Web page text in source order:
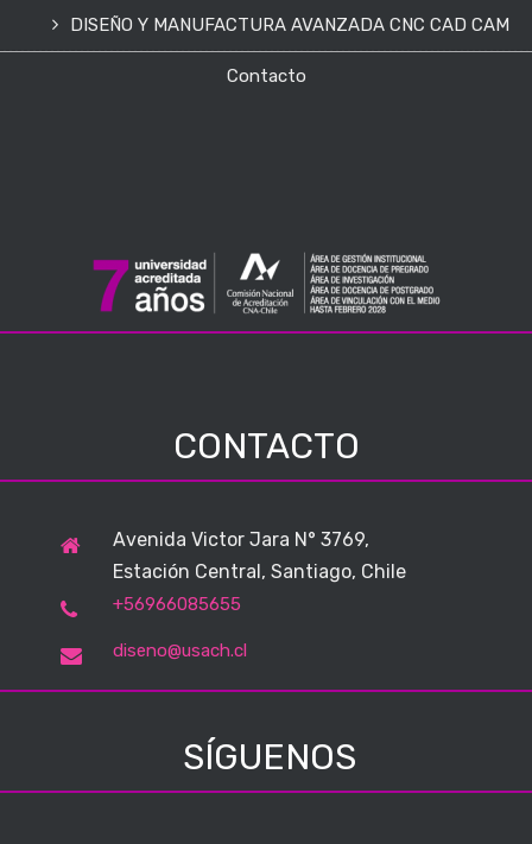
DISEÑO Y MANUFACTURA AVANZADA CNC CAD CAM
Contacto
CONTACTO
Avenida Victor Jara N° 3769,
Estación Central, Santiago, Chile
+56966085655
diseno@usach.cl
SÍGUENOS